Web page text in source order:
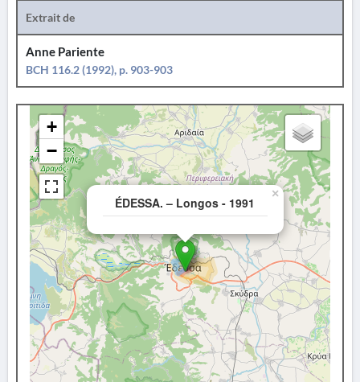
Extrait de
Anne Pariente
BCH 116.2 (1992), p. 903-903
ÉDESSA. – Longos - 1991
×
+
−